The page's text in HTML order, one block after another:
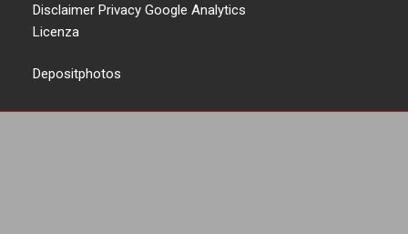
Disclaimer Privacy Google Analytics
Licenza
Depositphotos